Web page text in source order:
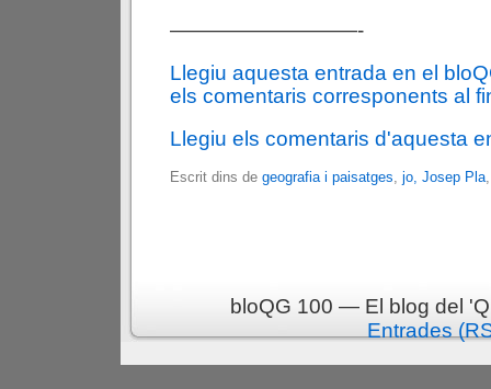
—————————-
Llegiu aquesta entrada en el
els comentaris corresponents al
Llegiu els comentaris d'aquesta
Escrit dins de geografia i paisatges, jo, Josep Pla
bloQG 100 — El blog del
Entrades